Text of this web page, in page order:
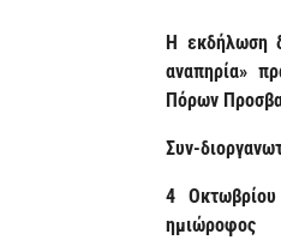
H εκδήλωση
αναπηρία»
Πόρων
Συν-
4
ημιώροφος